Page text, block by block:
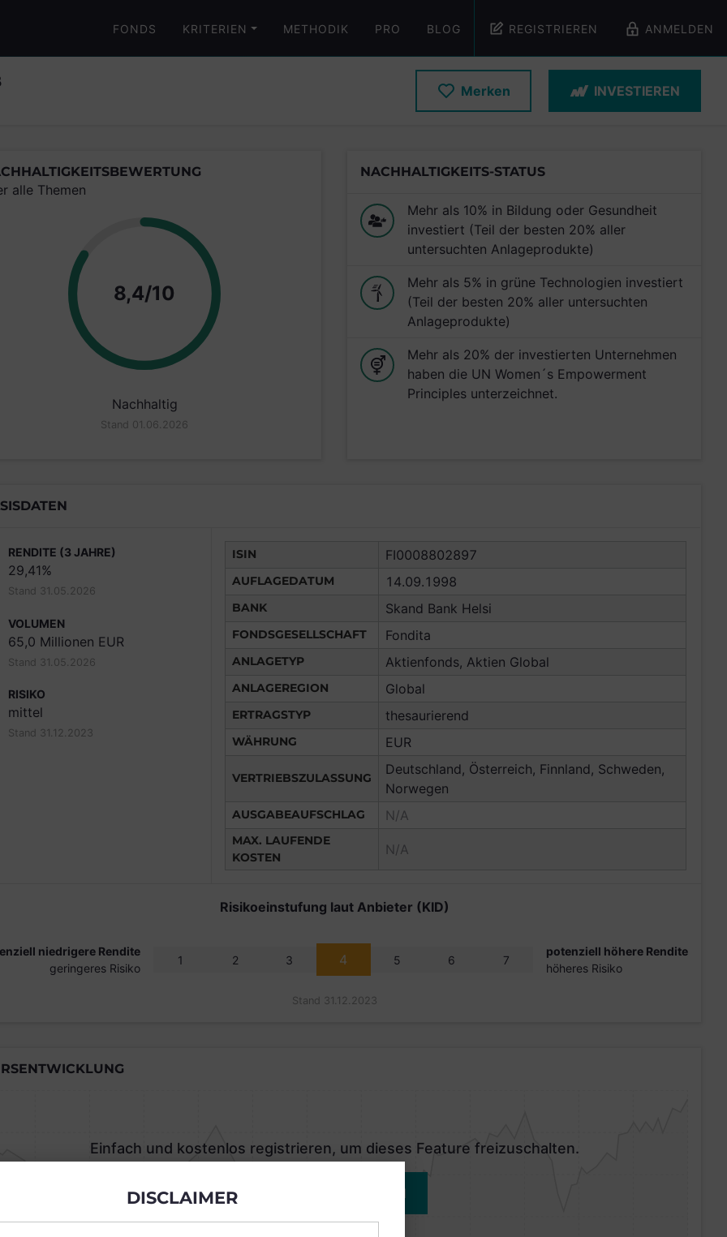
FONDS KRITERIEN METHODIK PRO BLOG REGISTRIEREN ANMELDEN
Merken INVESTIEREN
alle Themen
8,4/10 Punkte
Nachhaltig
Stand 01.06.2026
NACHHALTIGKEITS-STATUS
Mehr als 10% in Bildung oder Gesundheit
investiert (Teil der besten 20% aller
untersuchten Anlageprodukte)
Mehr als 5% in grüne Technologien investiert
(Teil der besten 20% aller untersuchten
Anlageprodukte)
Mehr als 20% der investierten Unternehmen
haben die UN Women´s Empowerment
Principles unterzeichnet.
RENDITE (3 JAHRE)
29,41%
Stand 31.05.2026
VOLUMEN
65,0 Millionen EUR
Stand 31.05.2026
RISIKO
mittel
Stand 31.12.2023
ISIN FI0008802897
AUFLAGEDATUM 14.09.1998
BANK Skand Bank Helsi
FONDSGESELLSCHAFT Fondita
ANLAGETYP Aktienfonds, Aktien Global
ANLAGEREGION Global
ERTRAGSTYP thesaurierend
WÄHRUNG EUR
VERTRIEBSZULASSUNG
Deutschland, Österreich, Finnland, Schweden,
Norwegen
AUSGABEAUFSCHLAG N/A
MAX. LAUFENDE
KOSTEN
N/A
Risikoeinstufung laut Anbieter (KID)
niedrigere Rendite
geringeres Risiko
1 2 3 4 5 6 7
potenziell höhere Rendite
höheres Risiko
Stand 31.12.2023
Einfach und kostenlos registrieren, um dieses Feature freizuschalten.
JETZT ANMELDEN
DISCLAIMER